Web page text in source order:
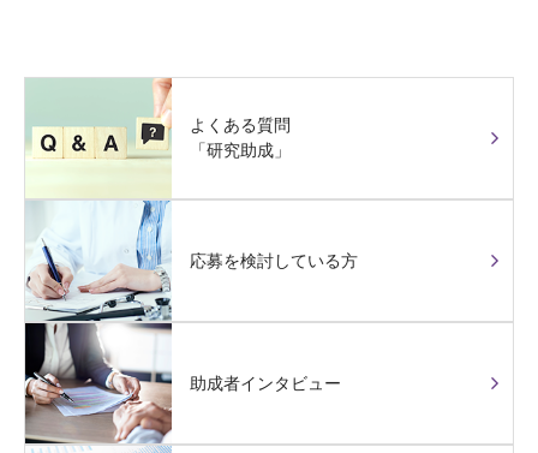
よくある質問
「研究助成」
応募を検討している方
助成者インタビュー